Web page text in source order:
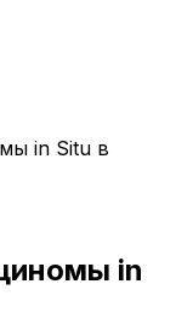
in Situ в
in